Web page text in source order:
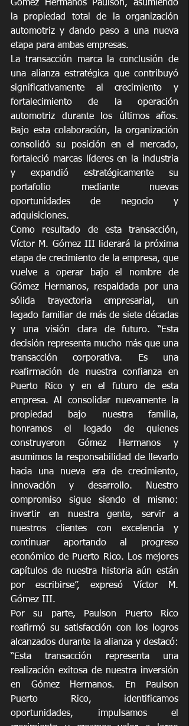
Gómez Hermanos Paulson, asumiendo
la propiedad total de la organización
automotriz y dando paso a una nueva
etapa para ambas empresas.
La transacción marca la conclusión de
una alianza estratégica que contribuyó
significativamente al crecimiento y
fortalecimiento de la operación
automotriz durante los últimos años.
Bajo esta colaboración, la organización
consolidó su posición en el mercado,
fortaleció marcas líderes en la industria
y expandió estratégicamente su
portafolio mediante nuevas
oportunidades de negocio y
adquisiciones.
Como resultado de esta transacción,
Víctor M. Gómez III liderará la próxima
etapa de crecimiento de la empresa, que
vuelve a operar bajo el nombre de
Gómez Hermanos, respaldada por una
sólida trayectoria empresarial, un
legado familiar de más de siete décadas
y una visión clara de futuro.
“Esta
decisión representa mucho más que una
transacción corporativa. Es una
reafirmación de nuestra confianza en
Puerto Rico y en el futuro de esta
empresa. Al consolidar nuevamente la
propiedad bajo nuestra familia,
honramos el legado de quienes
construyeron Gómez Hermanos y
asumimos la responsabilidad de llevarlo
hacia una nueva era de crecimiento,
innovación y desarrollo. Nuestro
compromiso sigue siendo el mismo:
invertir en nuestra gente, servir a
nuestros clientes con excelencia y
continuar aportando al progreso
económico de Puerto Rico. Los mejores
capítulos de nuestra historia aún están
por escribirse”, expresó Víctor M.
Gómez III.
Por su parte, Paulson Puerto Rico
reafirmó su satisfacción con los logros
alcanzados durante la alianza y destacó:
“Esta transacción representa una
realización exitosa de nuestra inversión
en Gómez Hermanos. En Paulson
Puerto Rico, identificamos
oportunidades, impulsamos el